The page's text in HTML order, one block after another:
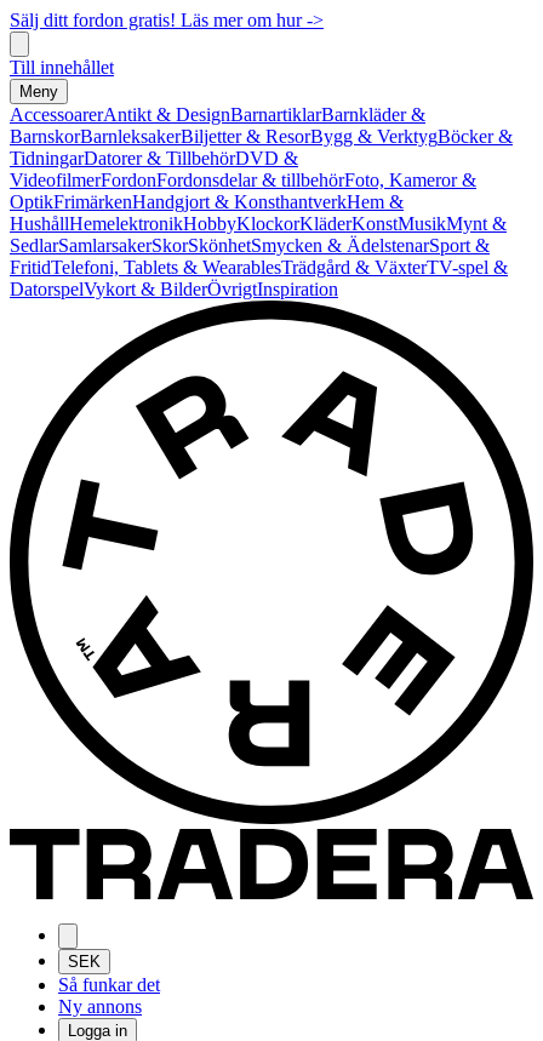
Sälj ditt fordon gratis! Läs mer om hur ->
Till innehållet
Meny
AccessoarerAntikt & DesignBarnartiklarBarnkläder &
BarnskorBarnleksakerBiljetter & ResorBygg & VerktygBöcker &
TidningarDatorer & TillbehörDVD &
VideofilmerFordonFordonsdelar & tillbehörFoto, Kameror &
OptikFrimärkenHandgjort & KonsthantverkHem &
HushållHemelektronikHobbyKlockorKläderKonstMusikMynt &
SedlarSamlarsakerSkorSkönhetSmycken & ÄdelstenarSport &
FritidTelefoni, Tablets & WearablesTrädgård & VäxterTV-spel &
DatorspelVykort & BilderÖvrigtInspiration
SEK
Så funkar det
Ny annons
Logga in